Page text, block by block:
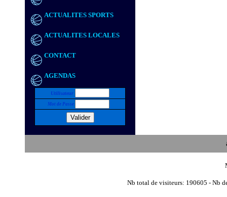
ACTUALITES SPORTS
ACTUALITES LOCALES
CONTACT
AGENDAS
Utilisateur
Mot de Passe
Nb total de visiteurs: 190605 - Nb